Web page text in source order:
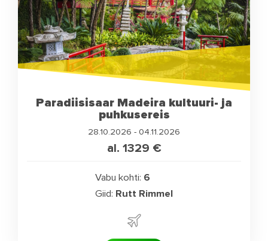
Paradiisisaar Madeira kultuuri- ja
puhkusereis
28.10.2026 - 04.11.2026
al. 1329 €
Vabu kohti: 6
Giid: Rutt Rimmel